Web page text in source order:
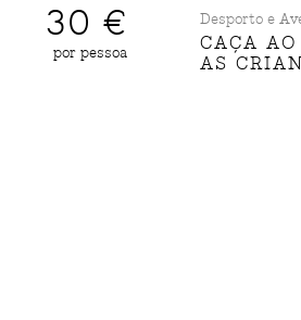
30 €
por pessoa
Desporto e
CAÇA AO
AS